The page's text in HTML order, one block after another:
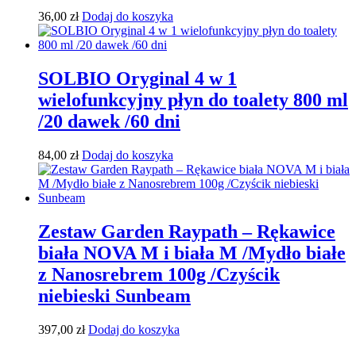
36,00 zł Dodaj do koszyka
SOLBIO Oryginal 4 w 1
wielofunkcyjny płyn do toalety 800 ml
/20 dawek /60 dni
84,00 zł Dodaj do koszyka
Zestaw Garden Raypath – Rękawice
biała NOVA M i biała M /Mydło białe
z Nanosrebrem 100g /Czyścik
niebieski Sunbeam
397,00 zł Dodaj do koszyka